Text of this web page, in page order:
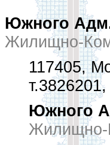
Южного
Жилищно-
117405,
Южного
Жилищно-